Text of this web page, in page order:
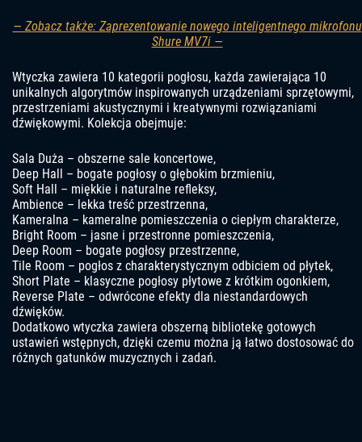
— Zobacz także: Zaprezentowanie nowego inteligentnego mikrofonu
Shure MV7i —
Wtyczka zawiera 10 kategorii pogłosu, każda zawierająca 10
unikalnych algorytmów inspirowanych urządzeniami sprzętowymi,
przestrzeniami akustycznymi i kreatywnymi rozwiązaniami
dźwiękowymi. Kolekcja obejmuje:
Sala Duża – obszerne sale koncertowe,
Deep Hall – bogate pogłosy o głębokim brzmieniu,
Soft Hall – miękkie i naturalne refleksy,
Ambience – lekka treść przestrzenna,
Kameralna – kameralne pomieszczenia o ciepłym charakterze,
Bright Room – jasne i przestronne pomieszczenia,
Deep Room – bogate pogłosy przestrzenne,
Tile Room – pogłos z charakterystycznym odbiciem od płytek,
Short Plate – klasyczne pogłosy płytowe z krótkim ogonkiem,
Reverse Plate – odwrócone efekty dla niestandardowych
dźwięków.
Dodatkowo wtyczka zawiera obszerną bibliotekę gotowych
ustawień wstępnych, dzięki czemu można ją łatwo dostosować do
różnych gatunków muzycznych i zadań.